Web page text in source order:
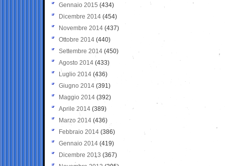
Gennaio 2015 (434)
Dicembre 2014 (454)
Novembre 2014 (437)
Ottobre 2014 (440)
Settembre 2014 (450)
Agosto 2014 (433)
Luglio 2014 (436)
Giugno 2014 (391)
Maggio 2014 (392)
Aprile 2014 (389)
Marzo 2014 (436)
Febbraio 2014 (386)
Gennaio 2014 (419)
Dicembre 2013 (367)